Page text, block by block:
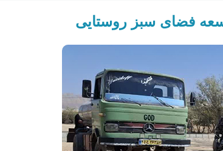
فضای سبز روستایی